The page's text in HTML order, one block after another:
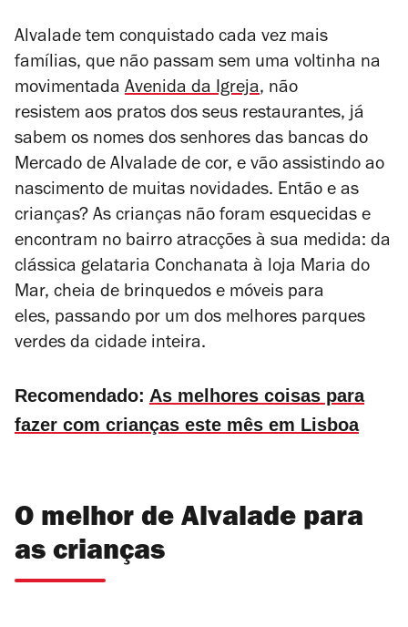
Alvalade tem conquistado cada vez mais
famílias, que não passam sem uma voltinha na
movimentada Avenida da Igreja, não
resistem aos pratos dos seus restaurantes, já
sabem os nomes dos senhores das bancas do
Mercado de Alvalade de cor, e vão assistindo ao
nascimento de muitas novidades. Então e as
crianças? As crianças não foram esquecidas e
encontram no bairro atracções à sua medida: da
clássica gelataria Conchanata à loja Maria do
Mar, cheia de brinquedos e móveis para
eles, passando por um dos melhores parques
verdes da cidade inteira.
Recomendado: As melhores coisas para
fazer com crianças este mês em Lisboa
O melhor de Alvalade para
as crianças